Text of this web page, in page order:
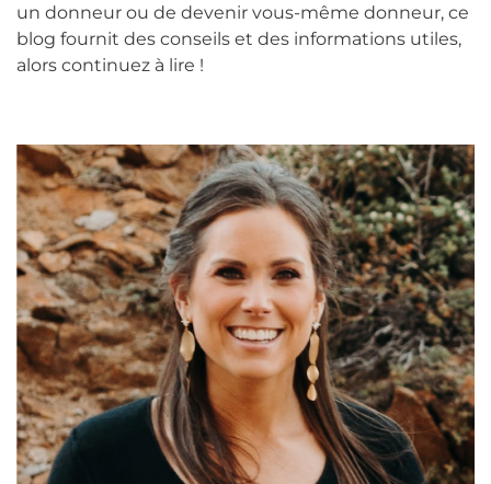
un donneur ou de devenir vous-même donneur, ce
blog fournit des conseils et des informations utiles,
alors continuez à lire !